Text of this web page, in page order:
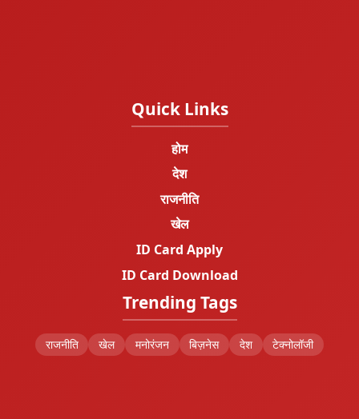
Quick Links
होम
देश
राजनीति
खेल
ID Card Apply
ID Card Download
Trending Tags
राजनीति खेल मनोरंजन बिज़नेस देश टेक्नोलॉजी